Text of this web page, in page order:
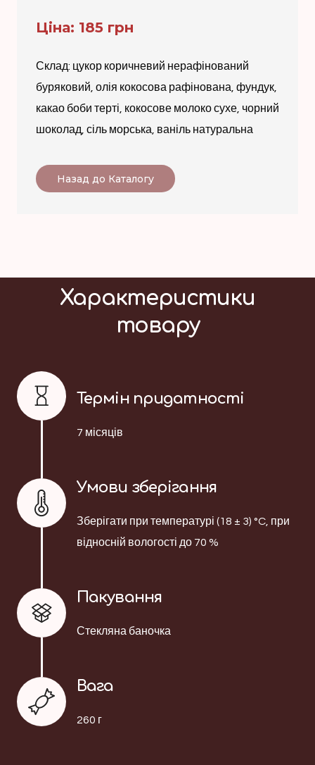
Ціна: 185 грн
Склад: цукор коричневий нерафінований
буряковий, олія кокосова рафінована, фундук,
какао боби терті, кокосове молоко сухе, чорний
шоколад, сіль морська, ваніль натуральна
Назад до Каталогу
Характеристики
товару
Термін придатності
7 місяців
Умови зберігання
Зберігати при температурі (18 ± 3) °C, при
відносній вологості до 70 %
Пакування
Стекляна баночка
Вага
260 г